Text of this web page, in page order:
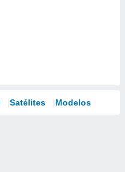
Satélites Modelos